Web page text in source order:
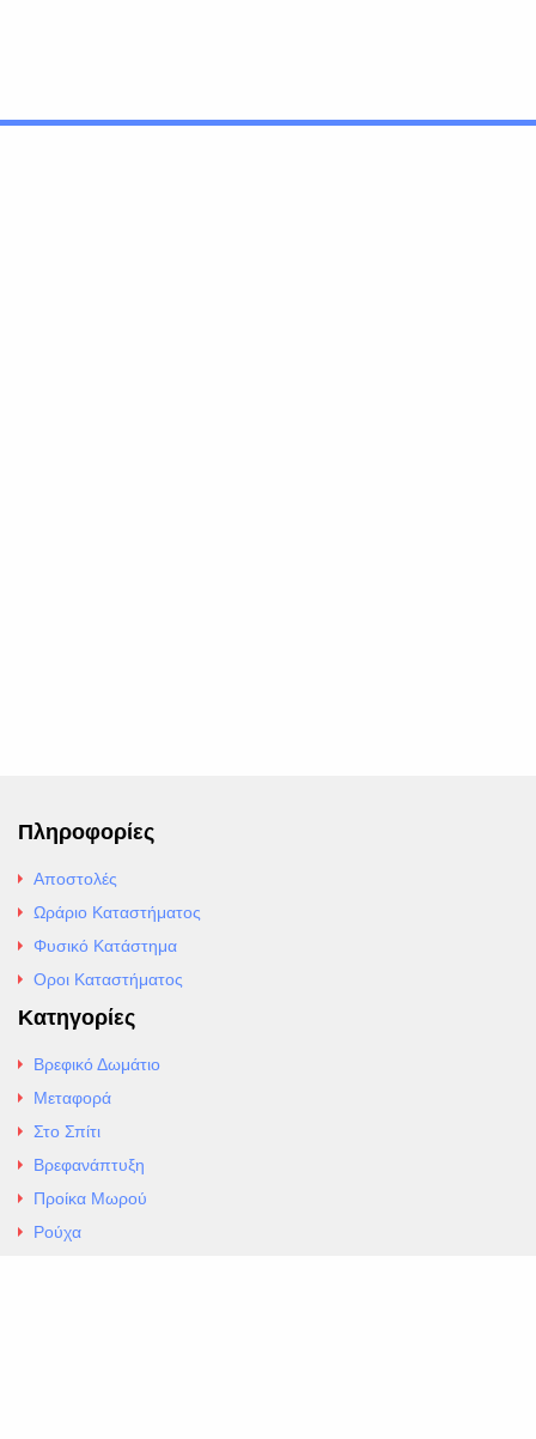
Πληροφορίες
Αποστολές
Ωράριο Καταστήματος
Φυσικό Κατάστημα
Οροι Καταστήματος
Κατηγορίες
Βρεφικό Δωμάτιο
Μεταφορά
Στο Σπίτι
Βρεφανάπτυξη
Προίκα Μωρού
Ρούχα